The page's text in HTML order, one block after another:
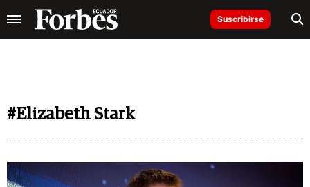
Suscribirse
#Elizabeth Stark